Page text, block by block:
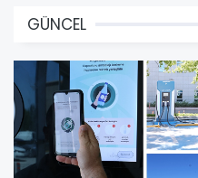
GÜNCEL